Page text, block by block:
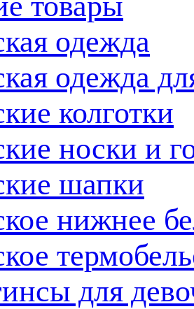
одежда
одежда
колготки
носки и
шапки
нижнее
для